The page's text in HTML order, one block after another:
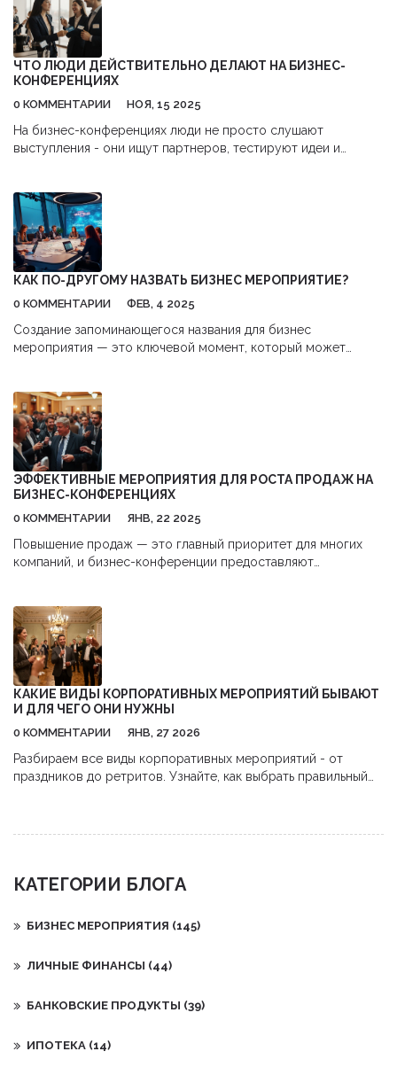
ЧТО ЛЮДИ ДЕЙСТВИТЕЛЬНО ДЕЛАЮТ НА БИЗНЕС-
КОНФЕРЕНЦИЯХ
0 КОММЕНТАРИИ НОЯ, 15 2025
На бизнес-конференциях люди не просто слушают
выступления - они ищут партнеров, тестируют идеи и
КАК ПО-ДРУГОМУ НАЗВАТЬ БИЗНЕС МЕРОПРИЯТИЕ?
0 КОММЕНТАРИИ ФЕВ, 4 2025
Создание запоминающегося названия для бизнес
мероприятия — это ключевой момент, который может
события. В статье мы рассмотрим, почему название важно,
как его выбрать, и предложим несколько советов по
созданию ярких и креативных наименований. Часто
встречается мнение, что название должно быть не только
информативным, но и эмоционально заряженным. Мы также
поделимся примерами выбора удачных названий.
ЭФФЕКТИВНЫЕ МЕРОПРИЯТИЯ ДЛЯ РОСТА ПРОДАЖ НА
БИЗНЕС-КОНФЕРЕНЦИЯХ
0 КОММЕНТАРИИ ЯНВ, 22 2025
Повышение продаж — это главный приоритет для многих
компаний, и бизнес-конференции предоставляют
лучше понять потребности клиента и продвигать свои
товары или услуги. Этот текст расскажет, как правильно
выбрать и организовать мероприятие, которое принесет
максимальную пользу вашему бизнесу. Вы узнаете успешные
стратегии и практические советы, которые помогут
увеличить ваш доход через участие в конференциях.
КАКИЕ ВИДЫ КОРПОРАТИВНЫХ МЕРОПРИЯТИЙ БЫВАЮТ
И ДЛЯ ЧЕГО ОНИ НУЖНЫ
0 КОММЕНТАРИИ ЯНВ, 27 2026
Разбираем все виды корпоративных мероприятий - от
праздников до ретритов. Узнайте, как выбрать правильный
КАТЕГОРИИ БЛОГА
БИЗНЕС МЕРОПРИЯТИЯ (145)
ЛИЧНЫЕ ФИНАНСЫ (44)
БАНКОВСКИЕ ПРОДУКТЫ (39)
ИПОТЕКА (14)